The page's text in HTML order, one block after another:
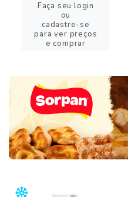
Faça seu login
ou
cadastre-se
para ver preços
e comprar